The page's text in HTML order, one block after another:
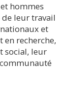
hommes
de leur travail
et
en recherche,
social, leur